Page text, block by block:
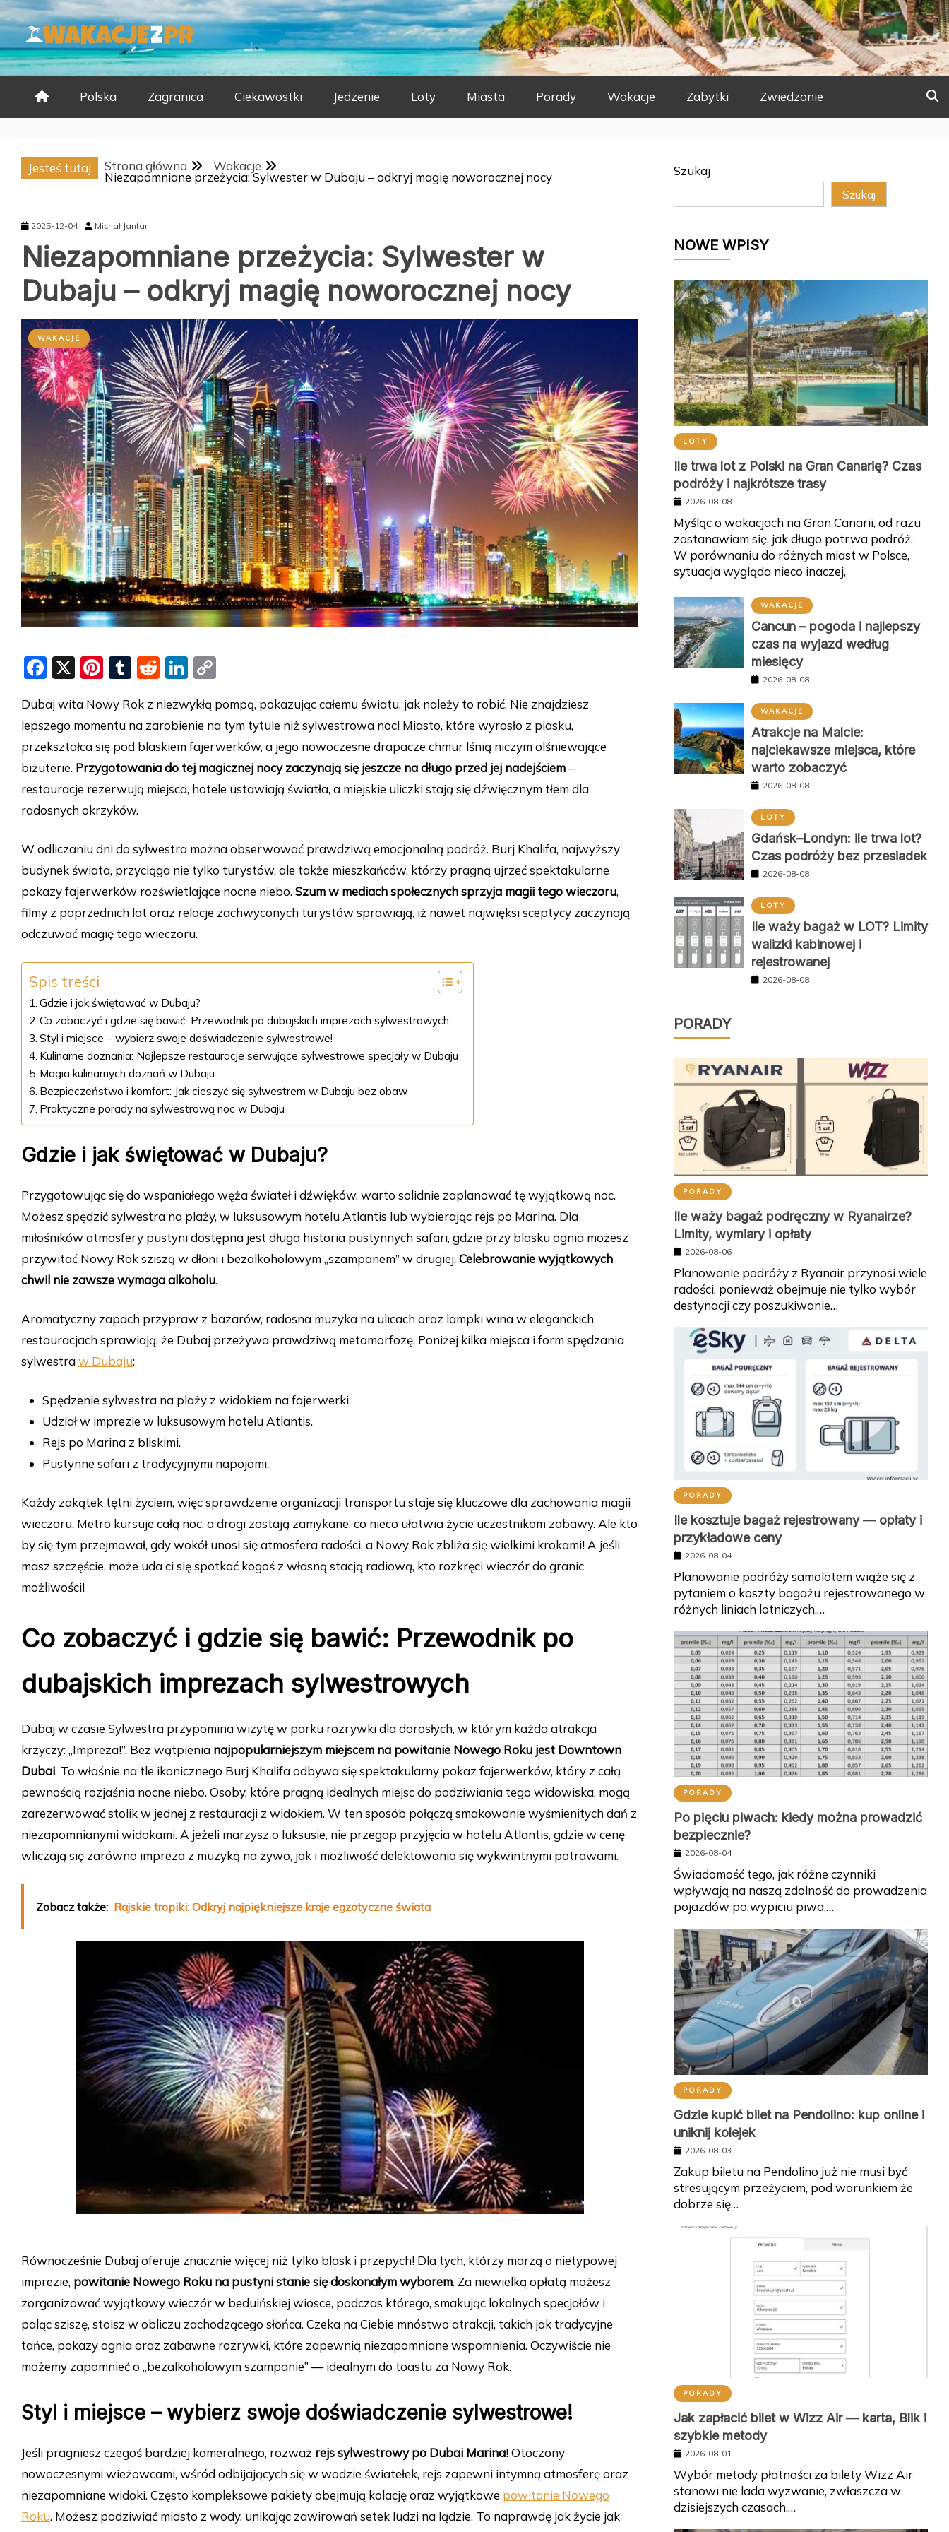
Skip
to
content
Polska Zagranica Ciekawostki Jedzenie Loty Miasta Porady Wakacje Zabytki Zwiedzanie
Jesteś tutaj Strona główna Wakacje
Niezapomniane przeżycia: Sylwester w Dubaju – odkryj magię noworocznej nocy
2025-12-04 Michał Jantar
Niezapomniane przeżycia: Sylwester w
Dubaju – odkryj magię noworocznej nocy
WAKACJE
F
c
e
b
o
o
X
Pi
er
e
st
T
m
bl
r
R
d
di
t
Li
k
e
dI
n
p
y
Li
n
Dubaj wita Nowy Rok z niezwykłą pompą, pokazując całemu światu, jak należy to robić. Nie znajdziesz
lepszego momentu na zarobienie na tym tytule niż sylwestrowa noc! Miasto, które wyrosło z piasku,
przekształca się pod blaskiem fajerwerków, a jego nowoczesne drapacze chmur lśnią niczym olśniewające
biżuterie. Przygotowania do tej magicznej nocy zaczynają się jeszcze na długo przed jej nadejściem–
restauracje rezerwują miejsca, hotele ustawiają światła, a miejskie uliczki stają się dźwięcznym tłem dla
radosnych okrzyków.
W odliczaniu dni do sylwestra można obserwować prawdziwą emocjonalną podróż. Burj Khalifa, najwyższy
budynek świata, przyciąga nie tylko turystów, ale także mieszkańców, którzy pragną ujrzeć spektakularne
pokazy fajerwerków rozświetlające nocne niebo.Szum w mediach społecznych sprzyja magii tego wieczoru,
filmy z poprzednich lat oraz relacje zachwyconych turystów sprawiają, iż nawet najwięksi sceptycy zaczynają
odczuwać magię tego wieczoru.
Spis treści
Gdzie i jak świętować w Dubaju?
Co zobaczyć i gdzie się bawić: Przewodnik po dubajskich imprezach sylwestrowych
Styl i miejsce – wybierz swoje doświadczenie sylwestrowe!
Kulinarne doznania: Najlepsze restauracje serwujące sylwestrowe specjały w Dubaju
Magia kulinarnych doznań w Dubaju
Bezpieczeństwo i komfort: Jak cieszyć się sylwestrem w Dubaju bez obaw
Praktyczne porady na sylwestrową noc w Dubaju
Gdzie i jak świętować w Dubaju?
Przygotowując się do wspaniałego węża świateł i dźwięków, warto solidnie zaplanować tę wyjątkową noc.
Możesz spędzić sylwestra na plaży, w luksusowym hotelu Atlantis lub wybierając rejs po Marina. Dla
miłośników atmosfery pustyni dostępna jest długa historia pustynnych safari, gdzie przy blasku ognia możesz
przywitać Nowy Rok sziszą w dłoni i bezalkoholowym „szampanem” w drugiej.Celebrowanie wyjątkowych
chwil nie zawsze wymaga alkoholu.
Aromatyczny zapach przypraw z bazarów, radosna muzyka na ulicach oraz lampki wina w eleganckich
restauracjach sprawiają, że Dubaj przeżywa prawdziwą metamorfozę. Poniżej kilka miejsca i form spędzania
sylwestraw Dubaju:
Spędzenie sylwestra na plaży z widokiem na fajerwerki.
Udział w imprezie w luksusowym hotelu Atlantis.
Rejs po Marina z bliskimi.
Pustynne safari z tradycyjnymi napojami.
Każdy zakątek tętni życiem, więc sprawdzenie organizacji transportu staje się kluczowe dla zachowania magii
wieczoru. Metro kursuje całą noc, a drogi zostają zamykane, co nieco ułatwia życie uczestnikom zabawy. Ale kto
by się tym przejmował, gdy wokół unosi się atmosfera radości, a Nowy Rok zbliża się wielkimi krokami! A jeśli
masz szczęście, może uda ci się spotkać kogoś z własną stacją radiową, kto rozkręci wieczór do granic
możliwości!
Co zobaczyć i gdzie się bawić: Przewodnik po
dubajskich imprezach sylwestrowych
Dubaj w czasie Sylwestra przypomina wizytę w parku rozrywki dla dorosłych, w którym każda atrakcja
krzyczy: „Impreza!”. Bez wątpienia najpopularniejszym miejscem na powitanie Nowego Roku jest Downtown
Dubai. To właśnie na tle ikonicznego Burj Khalifa odbywa się spektakularny pokaz fajerwerków, który z całą
pewnością rozjaśnia nocne niebo. Osoby, które pragną idealnych miejsc do podziwiania tego widowiska, mogą
zarezerwować stolik w jednej z restauracji z widokiem. W ten sposób połączą smakowanie wyśmienitych dań z
niezapomnianymi widokami. A jeżeli marzysz o luksusie, nie przegap przyjęcia w hotelu Atlantis, gdzie w cenę
wliczają się zarówno impreza z muzyką na żywo, jak i możliwość delektowania się wykwintnymi potrawami.
Zobacz także: Rajskie tropiki: Odkryj najpiękniejsze kraje egzotyczne świata
Równocześnie Dubaj oferuje znacznie więcej niż tylko blask i przepych! Dla tych, którzy marzą o nietypowej
imprezie, powitanie Nowego Roku na pustyni stanie się doskonałym wyborem. Za niewielką opłatą możesz
zorganizować wyjątkowy wieczór w beduińskiej wiosce, podczas którego, smakując lokalnych specjałów i
paląc sziszę, stoisz w obliczu zachodzącego słońca. Czeka na Ciebie mnóstwo atrakcji, takich jak tradycyjne
tańce, pokazy ognia oraz zabawne rozrywki, które zapewnią niezapomniane wspomnienia. Oczywiście nie
możemy zapomnieć o „bezalkoholowym szampanie”— idealnym do toastu za Nowy Rok.
Styl i miejsce – wybierz swoje doświadczenie sylwestrowe!
Jeśli pragniesz czegoś bardziej kameralnego, rozważ rejs sylwestrowy po Dubai Marina! Otoczony
nowoczesnymi wieżowcami, wśród odbijających się w wodzie światełek, rejs zapewni intymną atmosferę oraz
niezapomniane widoki. Często kompleksowe pakiety obejmują kolację oraz wyjątkowe powitanie Nowego
Roku. Możesz podziwiać miasto z wody, unikając zawirowań setek ludzi na lądzie. To naprawdę jak życie jak
Szukaj
Szukaj
NOWE WPISY
LOTY
Ile trwa lot z Polski na Gran Canarię? Czas
podróży i najkrótsze trasy
2026-08-08
Myśląc o wakacjach na Gran Canarii, od razu
zastanawiam się, jak długo potrwa podróż.
W porównaniu do różnych miast w Polsce,
sytuacja wygląda nieco inaczej,
WAKACJE
Cancun – pogoda i najlepszy
czas na wyjazd według
miesięcy
2026-08-08
WAKACJE
Atrakcje na Malcie:
najciekawsze miejsca, które
warto zobaczyć
2026-08-08
LOTY
Gdańsk–Londyn: ile trwa lot?
Czas podróży bez przesiadek
2026-08-08
LOTY
Ile waży bagaż w LOT? Limity
walizki kabinowej i
rejestrowanej
2026-08-08
PORADY
PORADY
Ile waży bagaż podręczny w Ryanairze?
Limity, wymiary i opłaty
2026-08-06
Planowanie podróży z Ryanair przynosi wiele
radości, ponieważ obejmuje nie tylko wybór
destynacji czy poszukiwanie…
PORADY
Ile kosztuje bagaż rejestrowany — opłaty i
przykładowe ceny
2026-08-04
Planowanie podróży samolotem wiąże się z
pytaniem o koszty bagażu rejestrowanego w
różnych liniach lotniczych.…
PORADY
Po pięciu piwach: kiedy można prowadzić
bezpiecznie?
2026-08-04
Świadomość tego, jak różne czynniki
wpływają na naszą zdolność do prowadzenia
pojazdów po wypiciu piwa,…
PORADY
Gdzie kupić bilet na Pendolino: kup online i
uniknij kolejek
2026-08-03
Zakup biletu na Pendolino już nie musi być
stresującym przeżyciem, pod warunkiem że
dobrze się…
PORADY
Jak zapłacić bilet w Wizz Air — karta, Blik i
szybkie metody
2026-08-01
Wybór metody płatności za bilety Wizz Air
stanowi nie lada wyzwanie, zwłaszcza w
dzisiejszych czasach,…